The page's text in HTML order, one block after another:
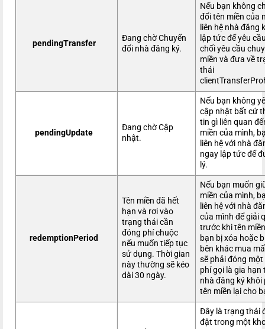
pendingTransfer
Đang chờ Chuyển
đổi nhà đăng ký.
Nếu bạn không
đổi tên miền của
liên hệ nhà đăng
lập tức để yêu
chối yêu cầu
miền và đưa về
thái
pendingUpdate
Đang chờ Cập
nhật.
Nếu bạn không
cập nhật bất cứ
tin gì liên quan
miền của mình,
liên hệ với nhà
ngay lập tức để
lý.
redemptionPeriod
Tên miền đã hết
hạn và rơi vào
trạng thái cần
đóng phí chuộc
nếu muốn tiếp tục
sử dụng. Thời gian
này thường sẽ kéo
dài 30 ngày.
Nếu bạn muốn
miền của mình,
liên hệ với nhà
của mình để giải
trước khi tên
bạn bị xóa hoặc
bên khác mua
sẽ phải đóng
phí gọi là gia hạn
nhà đăng ký khôi
tên miền lại cho
Đây là trạng thái
đặt trong một